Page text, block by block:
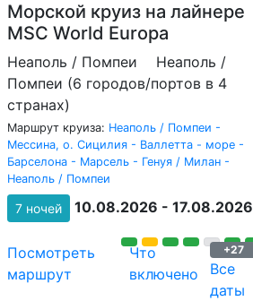
Морской круиз на лайнере
MSC World Europa
Неаполь / Помпеи
Неаполь /
Помпеи (6 городов/портов в 4
странах)
Маршрут круиза: Неаполь / Помпеи -
Мессина, о. Сицилия - Валлетта - море -
Барселона - Марсель - Генуя / Милан -
Неаполь / Помпеи
7 ночей 10.08.2026 - 17.08.2026
Посмотреть
маршрут
Что
включено
+27
Все
даты